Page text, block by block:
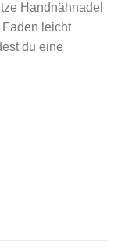
Handnähnadel
leicht
du eine